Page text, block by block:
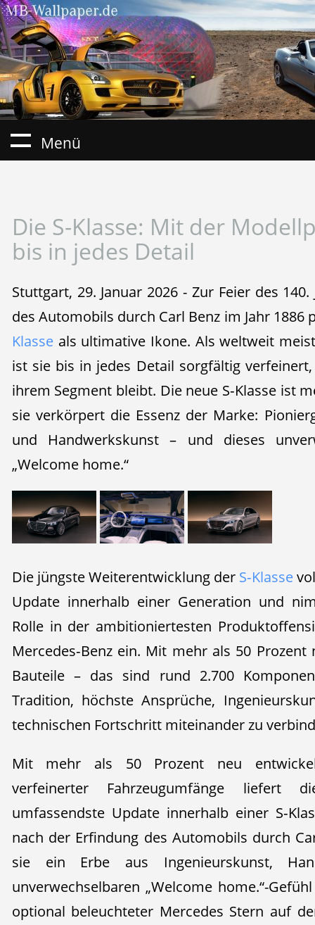
Menü
Die S-Klasse: Mit der
bis in jedes Detail
Stuttgart, 29. Januar 2026 - Zur Feier des
des Automobils durch Carl Benz im Jahr
Klasseals ultimative Ikone. Als weltweit
ist sie bis in jedes Detail sorgfältig
ihrem Segment bleibt. Die neue S‑Klasse ist
sie verkörpert die Essenz der Marke:
und Handwerkskunst – und dieses
„Welcome home.“
Die jüngste Weiterentwicklung der S‑Klasse
Update innerhalb einer Generation und
Rolle in der ambitioniertesten
Mercedes‑Benz ein. Mit mehr als 50
Bauteile – das sind rund 2.700
Tradition, höchste Ansprüche,
technischen Fortschritt miteinander zu
Mit mehr als 50 Prozent neu
verfeinerter Fahrzeugumfänge liefert
umfassendste Update innerhalb einer
nach der Erfindung des Automobils durch
sie ein Erbe aus Ingenieurskunst,
unverwechselbaren „Welcome home.“-
optional beleuchteter Mercedes Stern auf